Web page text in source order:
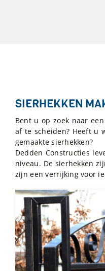
SIERHEKKEN
Bent u op zoek naar
af te scheiden? Heeft u
gemaakte sierhekken?
Dedden Constructies
niveau. De sierhekken
zijn een verrijking voor